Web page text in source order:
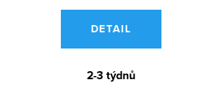
DETAIL
2-3 týdnů